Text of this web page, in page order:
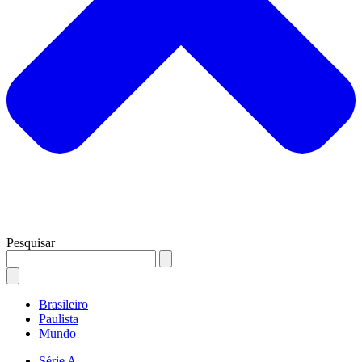
Pesquisar
Brasileiro
Paulista
Mundo